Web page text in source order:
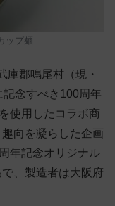
ップ麺
庫郡鳴尾村（現・
念すべき100周年
使用したコラボ商
向を凝らした企画
年記念オリジナル
、製造者は大阪府